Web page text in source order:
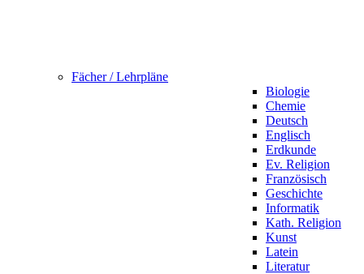
Fächer / Lehrpläne
Biologie
Chemie
Deutsch
Englisch
Erdkunde
Ev. Religion
Französisch
Geschichte
Informatik
Kath. Religion
Kunst
Latein
Literatur